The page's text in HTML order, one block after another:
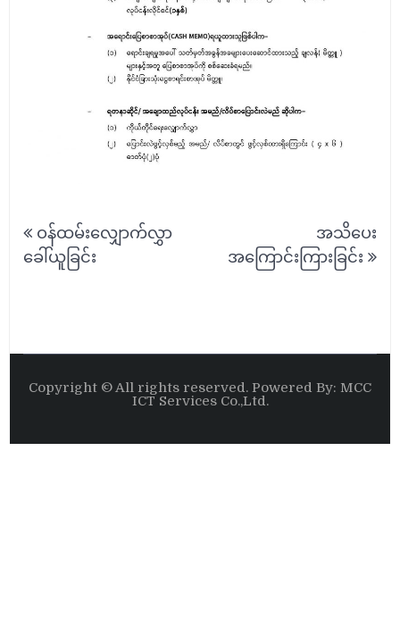
Post
navigation
ဝန်ထမ်းလျှောက်လွှာ
ခေါ်ယူခြင်း
အသိပေး
အကြောင်းကြားခြင်း
Copyright © All rights reserved. Powered By: MCC
ICT Services Co.,Ltd.